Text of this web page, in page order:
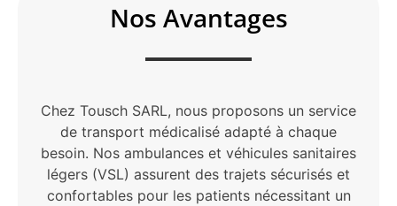
Nos Avantages
Chez Tousch SARL, nous proposons un service
de transport médicalisé adapté à chaque
besoin. Nos ambulances et véhicules sanitaires
légers (VSL) assurent des trajets sécurisés et
confortables pour les patients nécessitant un